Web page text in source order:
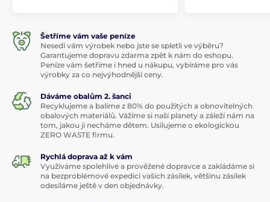
Šetříme vám vaše peníze
Nesedí vám výrobek nebo jste se spletli ve výběru?
Garantujeme dopravu zdarma zpět k nám do eshopu.
Peníze vám šetříme i hned u nákupu, vybíráme pro vás
výrobky za co nejvýhodnější ceny.
Dáváme obalům 2. šanci
Recyklujeme a balíme z 80% do použitých a obnovitelných
obalových materiálů. Vážíme si naší planety a záleží nám na
tom, jakou ji necháme dětem. Usilujeme o ekologickou
ZERO WASTE firmu.
Rychlá doprava až k vám
Využíváme spolehlivé a prověžené dopravce a zakládáme si
na bezproblémové expedici vašich zásilek, většinu zásilek
odesíláme ještě v den objednávky.